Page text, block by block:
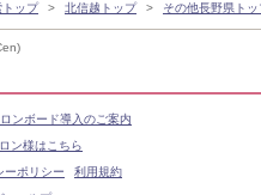
トップ 北信越トップ その他長野県トッ
ンボード導入のご案内
ン様はこちら
ーポリシー
利用規約